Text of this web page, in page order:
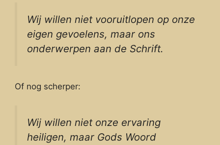
Wij willen niet vooruitlopen op onze
eigen gevoelens, maar ons
onderwerpen aan de Schrift.
Of nog scherper:
Wij willen niet onze ervaring
heiligen, maar Gods Woord